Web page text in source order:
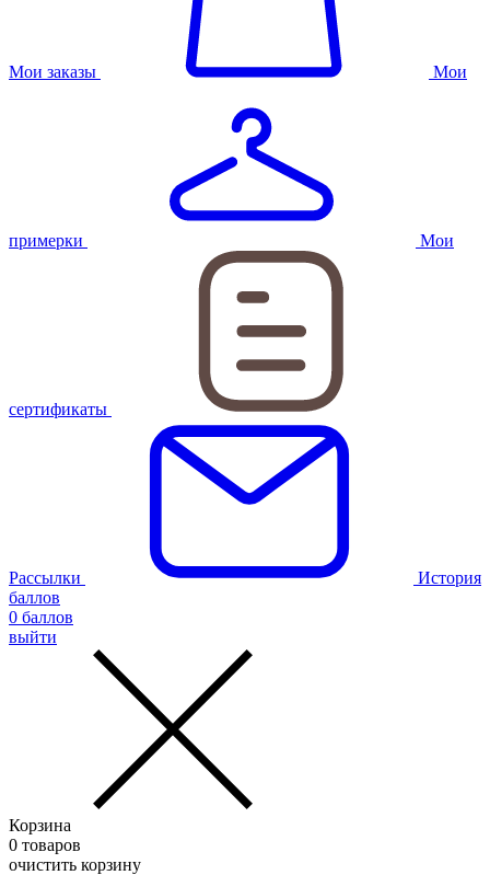
Мои заказы Мои
примерки Мои
сертификаты
Рассылки
История
баллов
0 баллов
выйти
Корзина
0 товаров
очистить корзину